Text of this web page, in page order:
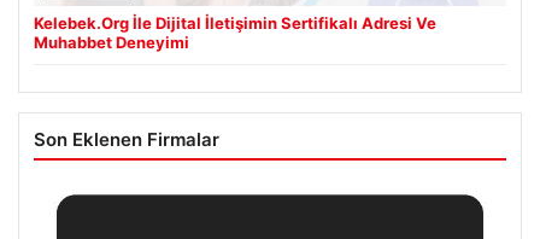
Kelebek.Org İle Dijital İletişimin Sertifikalı Adresi Ve
Muhabbet Deneyimi
Son Eklenen Firmalar